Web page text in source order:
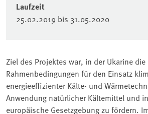
Laufzeit
25.02.2019 bis 31.05.2020
Ziel des Projektes war, in der Ukarine die
Rahmenbedingungen für den Einsatz
energieeffizienter Kälte- und
Anwendung natürlicher Kältemittel und
europäische Gesetzgebung zu fördern.